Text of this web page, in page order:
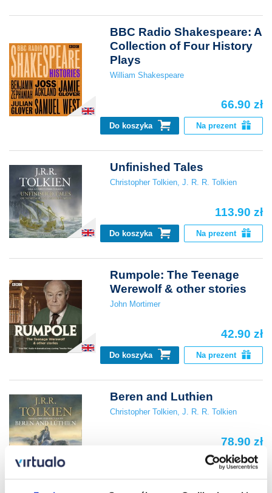
BBC Radio Shakespeare: A
Collection of Four History
Plays
William Shakespeare
66.90 zł
Do koszyka Na prezent
Unfinished Tales
Christopher Tolkien,J. R. R. Tolkien
113.90 zł
Do koszyka Na prezent
Rumpole: The Teenage
Werewolf & other stories
John Mortimer
42.90 zł
Do koszyka Na prezent
Beren and Luthien
Christopher Tolkien ,J. R. R. Tolkien
78.90 zł
Na prezent